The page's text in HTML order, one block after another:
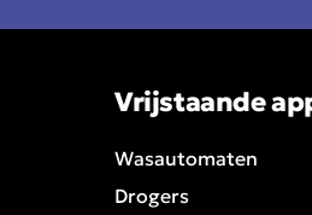
Vrijstaande
Wasautomaten
Drogers